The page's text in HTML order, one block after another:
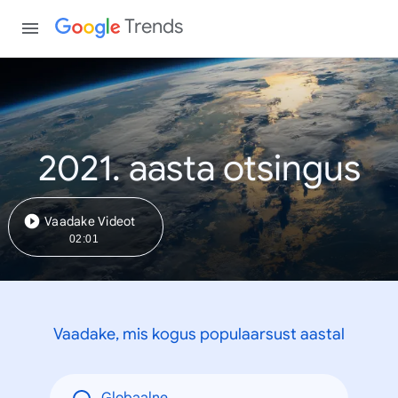
Trends
2021. aasta otsingus
Vaadake Videot
02:01
Vaadake, mis kogus populaarsust aastal